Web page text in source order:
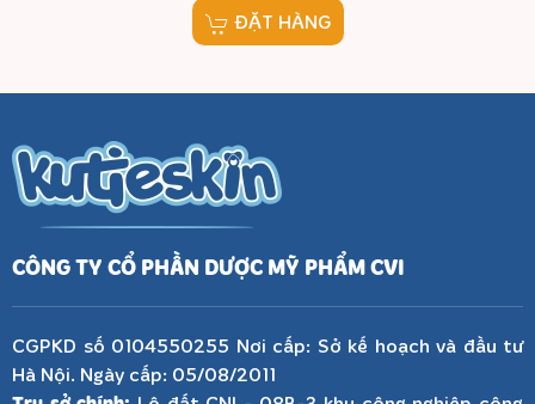
ĐẶT HÀNG
CÔNG TY CỔ PHẦN DƯỢC MỸ PHẨM CVI
CGPKD số 0104550255 Nơi cấp: Sở kế hoạch và đầu tư
Hà Nội. Ngày cấp: 05/08/2011